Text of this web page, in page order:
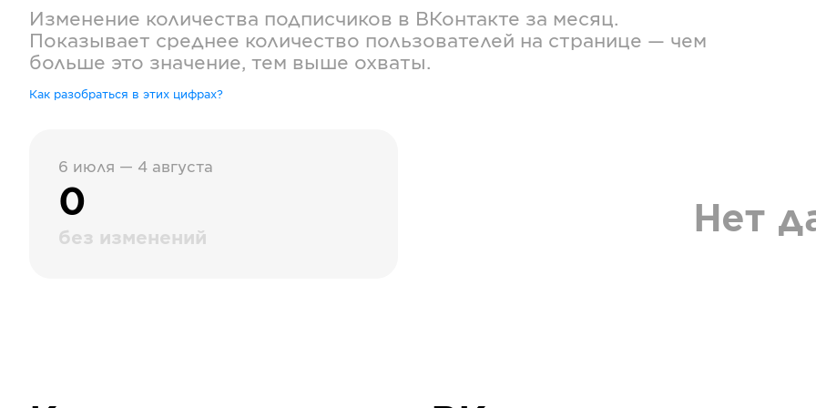
Изменение количества подписчиков в ВКонтакте за месяц.
Показывает среднее количество пользователей на странице — чем
больше это значение, тем выше охваты.
Как разобраться в этих цифрах?
6 июля — 4 августа
0
без изменений Нет